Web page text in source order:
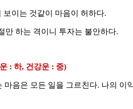
보이는 것같이 마음이 허하다.
만 하는 격이니 투자는 불안하다.
: 하, 건강운 : 중)
마음은 모든 일을 그르친다. 나의